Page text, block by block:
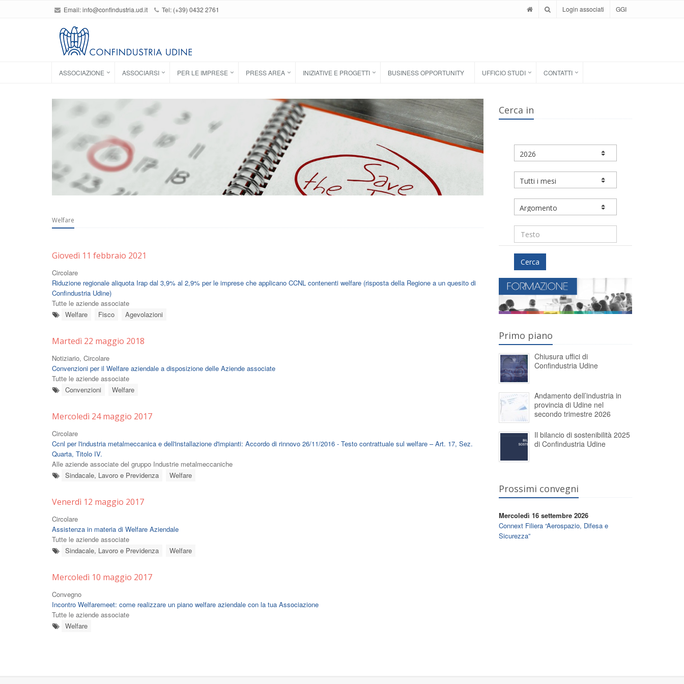
Email:info@confindustria.ud.it Tel: (+39) 0432 2761 Login associati GGI
ASSOCIAZIONE ASSOCIARSI PER LE IMPRESE PRESS AREA INIZIATIVE E PROGETTI BUSINESS OPPORTUNITY UFFICIO STUDI CONTATTI
Welfare
Giovedì 11 febbraio 2021
Circolare
Riduzione regionale aliquota Irap dal 3,9% al 2,9% per le imprese che applicano CCNL contenenti welfare (risposta della Regione a un quesito di
Confindustria Udine)
Tutte le aziende associate
Welfare
Fisco Agevolazioni
Martedì 22 maggio 2018
Notiziario, Circolare
Convenzioni per il Welfare aziendale a disposizione delle Aziende associate
Tutte le aziende associate
Convenzioni
Welfare
Mercoledì 24 maggio 2017
Circolare
Ccnl per l'industria metalmeccanica e dell'installazione d'impianti: Accordo di rinnovo 26/11/2016 - Testo contrattuale sul welfare – Art. 17, Sez.
Quarta, Titolo IV.
Alle aziende associate del gruppo Industrie metalmeccaniche
Sindacale, Lavoro e Previdenza
Welfare
Venerdì 12 maggio 2017
Circolare
Assistenza in materia di Welfare Aziendale
Tutte le aziende associate
Sindacale, Lavoro e Previdenza
Welfare
Mercoledì 10 maggio 2017
Convegno
Incontro Welfaremeet: come realizzare un piano welfare aziendale con la tua Associazione
Tutte le aziende associate
Welfare
Cerca in
Cerca
Primo piano
Chiusura uffici di
Confindustria Udine
Andamento dell’industria in
provincia di Udine nel
secondo trimestre 2026
Il bilancio di sostenibilità 2025
di Confindustria Udine
Prossimi convegni
Mercoledì 16 settembre 2026
Connext Filiera “Aerospazio, Difesa e
Sicurezza”